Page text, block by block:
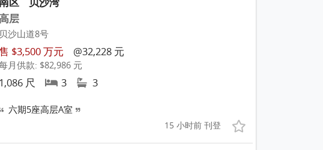
层
沙山道8号
$3,500 万元 @32,228 元
月供款: $82,986 元
尺 3 3
六期5座高层A室
15 小时前 刊登